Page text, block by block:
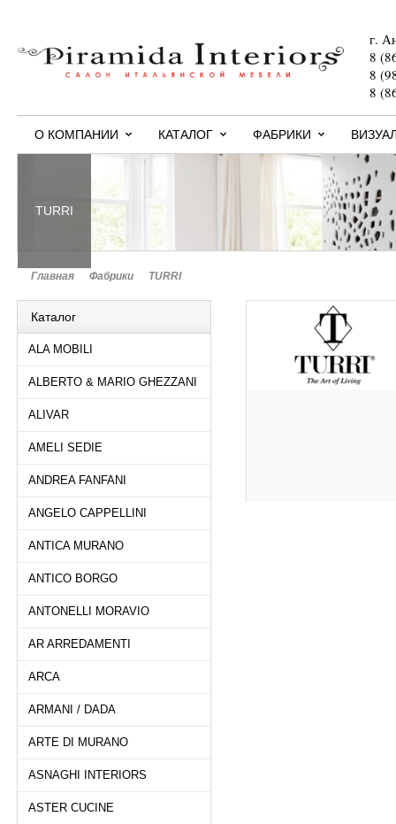
г.
8
8
8
О КОМПАНИИ КАТАЛОГ ФАБРИКИ
TURRI
Главная Фабрики TURRI
Каталог
ALA MOBILI
ALBERTO & MARIO GHEZZANI
ALIVAR
AMELI SEDIE
ANDREA FANFANI
ANGELO CAPPELLINI
ANTICA MURANO
ANTICO BORGO
ANTONELLI MORAVIO
AR ARREDAMENTI
ARCA
ARMANI / DADA
ARTE DI MURANO
ASNAGHI INTERIORS
ASTER CUCINE